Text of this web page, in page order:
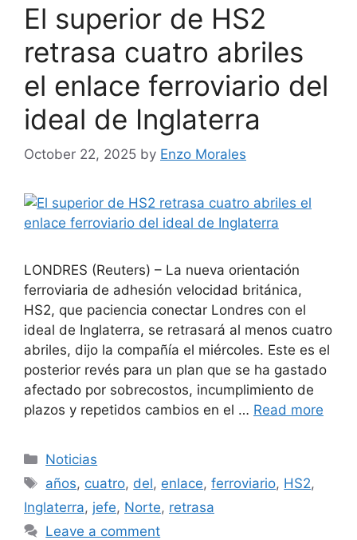
El superior de HS2
retrasa cuatro abriles
el enlace ferroviario del
ideal de Inglaterra
October 22, 2025 by Enzo Morales
LONDRES (Reuters) – La nueva orientación
ferroviaria de adhesión velocidad británica,
HS2, que paciencia conectar Londres con el
ideal de Inglaterra, se retrasará al menos cuatro
abriles, dijo la compañía el miércoles. Este es el
posterior revés para un plan que se ha gastado
afectado por sobrecostos, incumplimiento de
plazos y repetidos cambios en el … Read more
Categories
Noticias
Tags
años, cuatro, del, enlace,ferroviario, HS2,
Inglaterra, jefe, Norte, retrasa
Leave a comment